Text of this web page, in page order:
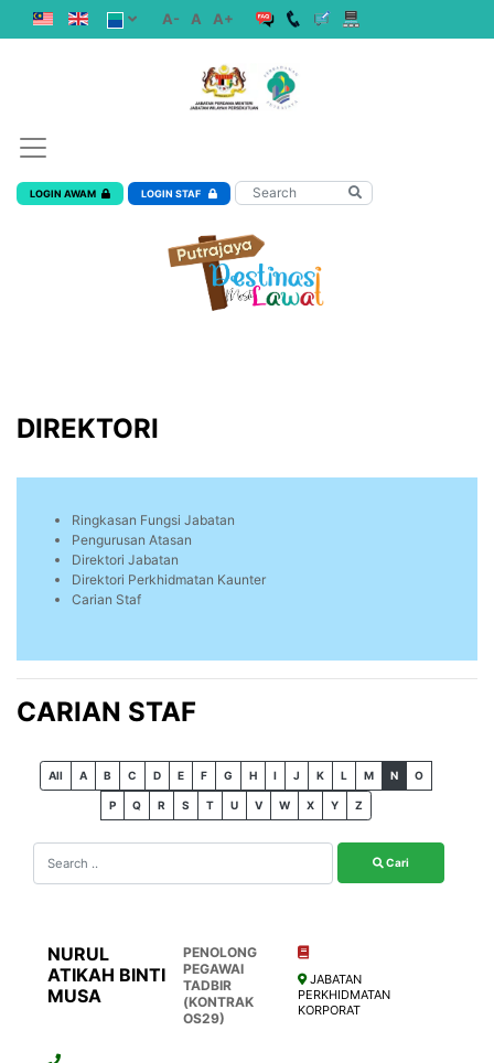
A- A A+
LOGIN AWAM LOGIN STAF
DIREKTORI
Ringkasan Fungsi Jabatan
Pengurusan Atasan
Direktori Jabatan
Direktori Perkhidmatan Kaunter
Carian Staf
CARIAN STAF
All A B C D E F G H I J K L M N O
P Q R S T U V W X Y Z
Cari
NURUL
ATIKAH BINTI
MUSA
PENOLONG
PEGAWAI
TADBIR
(KONTRAK
OS29)
JABATAN
PERKHIDMATAN
KORPORAT